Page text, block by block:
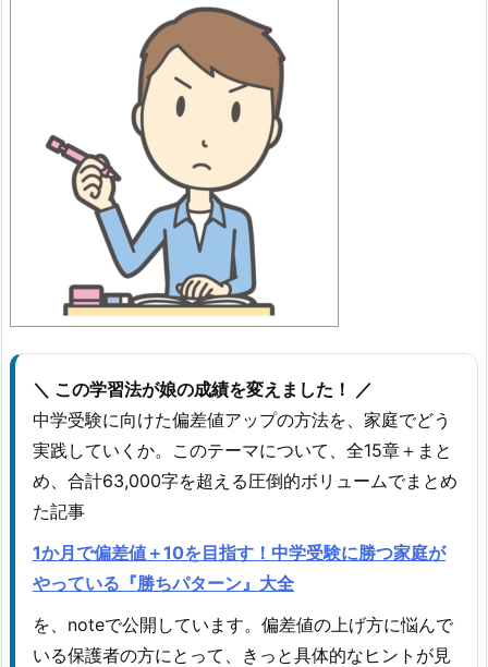
＼ この学習法が娘の成績を変えました！ ／
中学受験に向けた偏差値アップの方法を、家庭でどう
実践していくか。このテーマについて、全15章＋まと
め、合計63,000字を超える圧倒的ボリュームでまとめ
た記事
1か月で偏差値＋10を目指す！中学受験に勝つ家庭が
やっている『勝ちパターン』大全
を、noteで公開しています。偏差値の上げ方に悩んで
いる保護者の方にとって、きっと具体的なヒントが見